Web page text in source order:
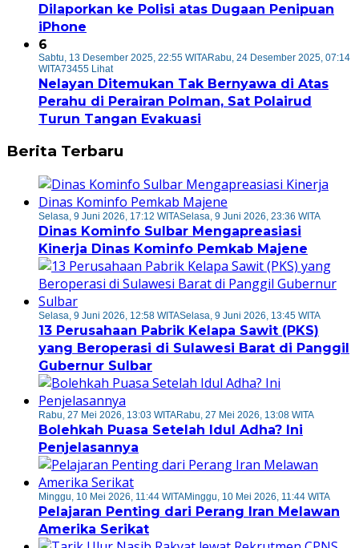
Dilaporkan ke Polisi atas Dugaan Penipuan
iPhone
6
Sabtu, 13 Desember 2025, 22:55 WITARabu, 24 Desember 2025, 07:14
WITA73455 Lihat
Nelayan Ditemukan Tak Bernyawa di Atas
Perahu di Perairan Polman, Sat Polairud
Turun Tangan Evakuasi
Berita Terbaru
Selasa, 9 Juni 2026, 17:12 WITASelasa, 9 Juni 2026, 23:36 WITA
Dinas Kominfo Sulbar Mengapreasiasi
Kinerja Dinas Kominfo Pemkab Majene
Selasa, 9 Juni 2026, 12:58 WITASelasa, 9 Juni 2026, 13:45 WITA
13 Perusahaan Pabrik Kelapa Sawit (PKS)
yang Beroperasi di Sulawesi Barat di Panggil
Gubernur Sulbar
Rabu, 27 Mei 2026, 13:03 WITARabu, 27 Mei 2026, 13:08 WITA
Bolehkah Puasa Setelah Idul Adha? Ini
Penjelasannya
Minggu, 10 Mei 2026, 11:44 WITAMinggu, 10 Mei 2026, 11:44 WITA
Pelajaran Penting dari Perang Iran Melawan
Amerika Serikat